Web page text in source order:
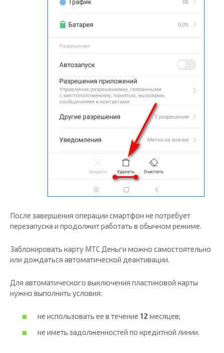
После завершения операции смартфон не потребует
перезапуска и продолжит работать в обычном режиме.
Заблокировать карту МТС Деньги можно самостоятельно
или дождаться автоматической деактивации.
Для автоматического выключения пластиковой карты
нужно выполнить условия:
не использовать ее в течение 12 месяцев;
не иметь задолженностей по кредитной линии.